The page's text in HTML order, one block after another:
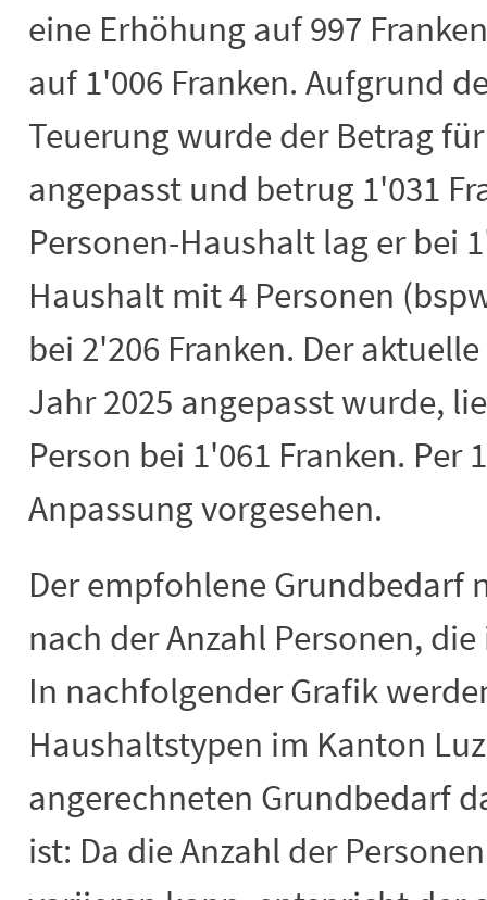
eine Erhöhung auf 997
auf 1'006 Franken. Aufgrund
Teuerung wurde der Betrag
angepasst und betrug 1'031
Personen-Haushalt lag er bei
Haushalt mit 4 Personen
bei 2'206 Franken. Der
Jahr 2025 angepasst wurde,
Person bei 1'061 Franken. Per
Anpassung vorgesehen.
Der empfohlene Grundbedarf
nach der Anzahl Personen,
In nachfolgender Grafik
Haushaltstypen im Kanton
angerechneten Grundbedarf
ist: Da die Anzahl der